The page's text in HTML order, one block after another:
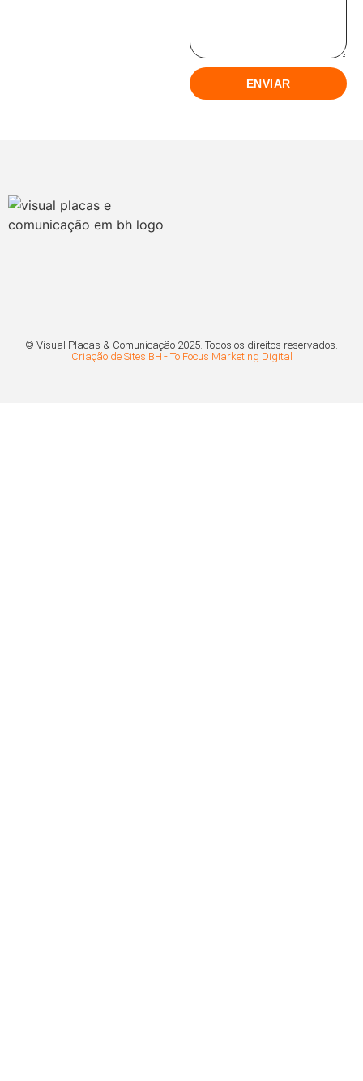
ENVIAR
© Visual Placas & Comunicação 2025. Todos os direitos reservados.
Criação de Sites BH - To Focus Marketing Digital